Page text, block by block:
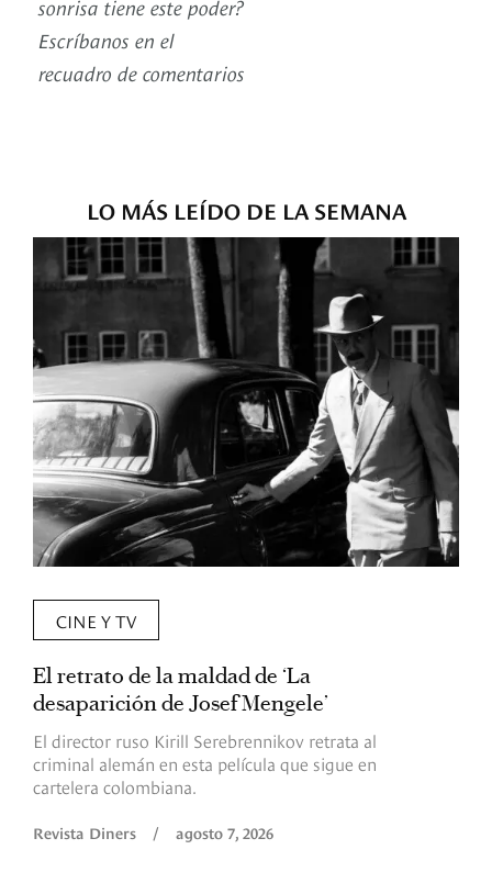
sonrisa tiene este poder?
Escríbanos en el
recuadro de comentarios
LO MÁS LEÍDO DE LA SEMANA
CINE Y TV
El retrato de la maldad de ‘La
desaparición de Josef Mengele’
El director ruso Kirill Serebrennikov retrata al
criminal alemán en esta película que sigue en
cartelera colombiana.
Revista Diners / agosto 7, 2026